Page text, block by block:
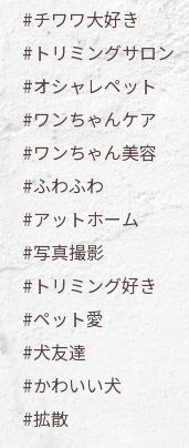
#チワワ大好き
#トリミングサロン
#オシャレペット
#ワンちゃんケア
#ワンちゃん美容
#ふわふわ
#アットホーム
#写真撮影
#トリミング好き
#ペット愛
#犬友達
#かわいい犬
#拡散